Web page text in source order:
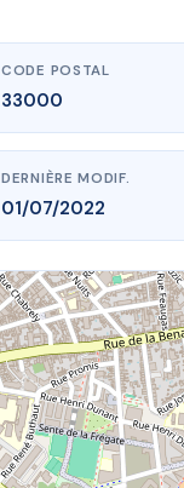
CODE POSTAL
33000
DERNIÈRE MODIF.
01/07/2022